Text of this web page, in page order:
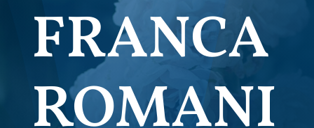
FRANCA
ROMANI